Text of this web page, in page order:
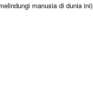
manusia di dunia ini)